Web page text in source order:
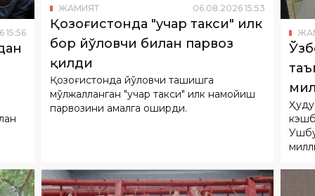
қилди
Қозоғистонда йўловчи ташишга
мўлжалланган "учар такси" илк намойиш
парвозини амалга оширди.